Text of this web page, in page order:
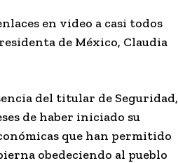
en video a casi todos
de México, Claudia
del titular de Seguridad,
de haber iniciado su
que han permitido
obedeciendo al pueblo